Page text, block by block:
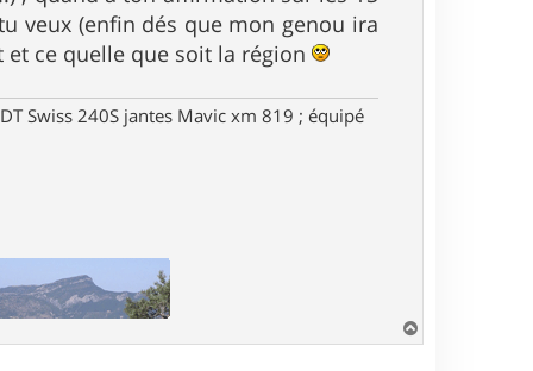
veux (enfin dés que mon genou ira
et ce quelle que soit la région
Swiss 240S jantes Mavic xm 819 ; équipé
a